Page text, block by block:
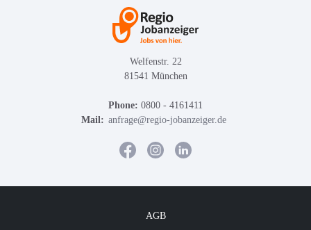
Welfenstr. 22
81541 München
Phone: 0800 - 4161411
Mail: anfrage@regio-jobanzeiger.de
AGB